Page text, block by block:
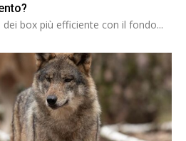
box più efficiente con il fondo...